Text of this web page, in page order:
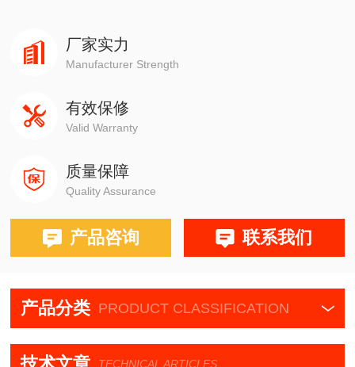
岛津GC-14C，GC-2010，GC-2014，GC-2030
赛默飞1310,1300,1610,1600
厂家实力
Manufacturer Strength
有效保修
Valid Warranty
质量保障
Quality Assurance
产品咨询 联系我们
产品分类 PRODUCT CLASSIFICATION
TECHNICAL ARTICLES